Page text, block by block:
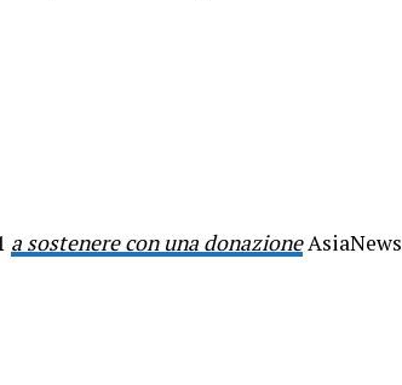
a sostenere con una donazioneAsiaNews